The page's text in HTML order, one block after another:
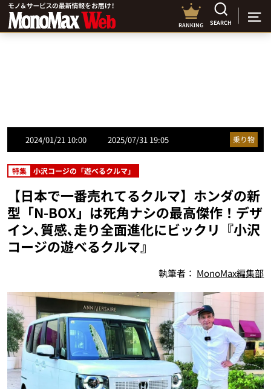
RANKING SEARCH
2024/01/21 10:00 2025/07/31 19:05 乗り物
特集 小沢コージの「遊べるクルマ」
【日本で一番売れてるクルマ】ホンダの新
型「N-BOX」は死角ナシの最高傑作！デザ
イン､質感､走り全面進化にビックリ『小沢
コージの遊べるクルマ』
執筆者： MonoMax編集部